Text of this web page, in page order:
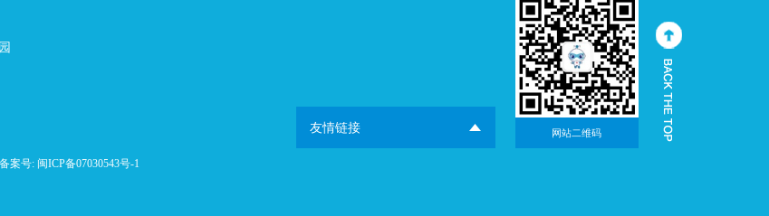
备案号:闽ICP备07030543号-1
网站二维码
友情链接